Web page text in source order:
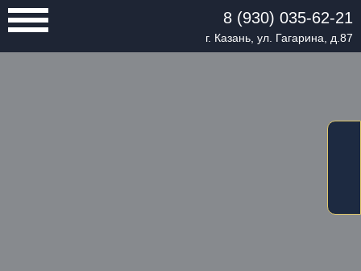
8 (930) 035-62-21
г. Казань, ул. Гагарина, д.87